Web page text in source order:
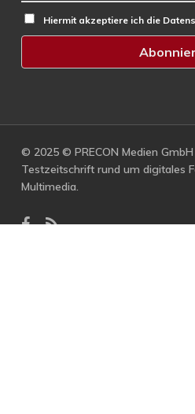
Hiermit akzeptiere ich die
© 2025 © PRECON Medien
Testzeitschrift rund um digitales
Multimedia.
facebook
RSS